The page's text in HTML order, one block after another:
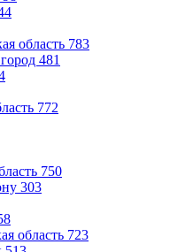
область 783
481
772
750
303
область 723